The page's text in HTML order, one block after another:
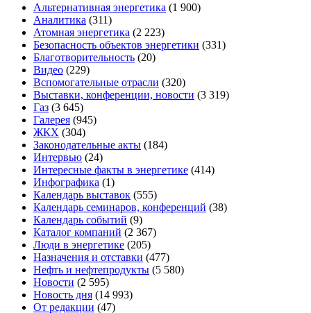
Альтернативная энергетика (1 900)
Аналитика (311)
Атомная энергетика (2 223)
Безопасность объектов энергетики (331)
Благотворительность (20)
Видео (229)
Вспомогательные отрасли (320)
Выставки, конференции, новости (3 319)
Газ (3 645)
Галерея (945)
ЖКХ (304)
Законодательные акты (184)
Интервью (24)
Интересные факты в энергетике (414)
Инфографика (1)
Календарь выставок (555)
Календарь семинаров, конференций (38)
Календарь событий (9)
Каталог компаний (2 367)
Люди в энергетике (205)
Назначения и отставки (477)
Нефть и нефтепродукты (5 580)
Новости (2 595)
Новость дня (14 993)
От редакции (47)